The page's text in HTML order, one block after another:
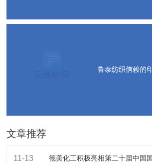
鲁泰纺织信赖的
文章推荐
11-13 德美化工积极亮相第二十届中国国